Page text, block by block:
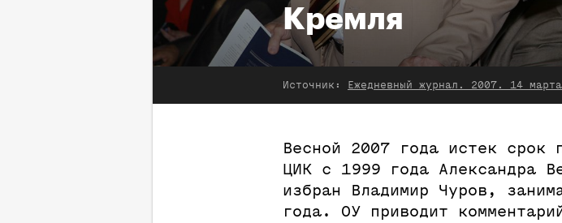
Кремля
Источник: Ежедневный журнал. 2007. 14 марта
Весной 2007 года истек срок
ЦИК с 1999 года Александра
избран Владимир Чуров,
года. ОУ приводит